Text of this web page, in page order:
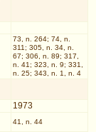
73, n. 264; 74, n.
311; 305, n. 34, n.
67; 306, n. 89; 317,
n. 41; 323, n. 9; 331,
n. 25; 343, n. 1, n. 4
1973
41, n. 44